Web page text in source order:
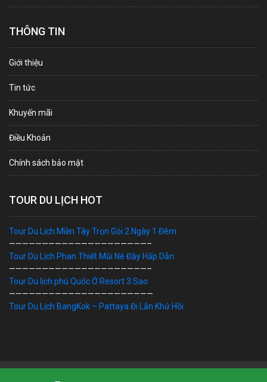
THÔNG TIN
Giới thiệu
Tin tức
Khuyến mãi
Điều Khoản
Chính sách bảo mật
TOUR DU LỊCH HOT
Tour Du Lịch Miền Tây Trọn Gói 2 Ngày 1 Đêm
—————————————————————–
Tour Du Lịch Phan Thiết Mũi Né Đầy Hấp Dẫn
—————————————————————–
Tour Du lịch phú Quốc Ở Resort 3 Sao
——————————————————————
Tour Du Lịch BangKok – Pattaya Đi Lẫn Khứ Hồi